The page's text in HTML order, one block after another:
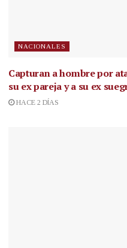
NACIONALES
Capturan a hombre por
su ex pareja y a su ex
HACE 2 DÍAS